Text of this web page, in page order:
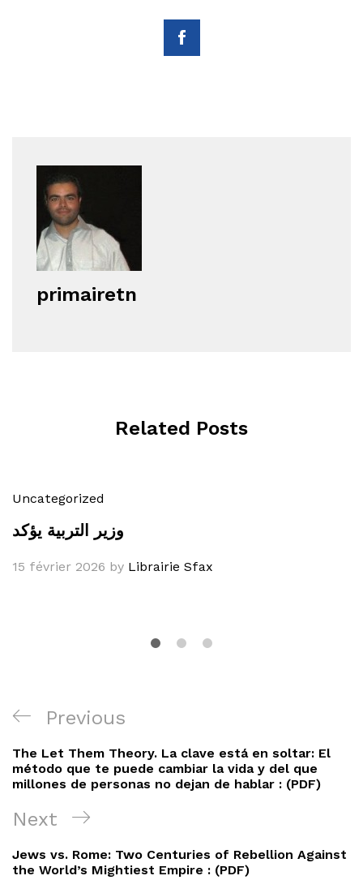
primairetn
Related Posts
Uncategorized
وزير التربية يؤكد
15 février 2026 by Librairie Sfax
Navigation
de
l’article
Previous
Post
Previous
The Let Them Theory. La clave está en soltar: El
método que te puede cambiar la vida y del que
millones de personas no dejan de hablar : (PDF)
Next
Post
Next
Jews vs. Rome: Two Centuries of Rebellion Against
the World’s Mightiest Empire : (PDF)